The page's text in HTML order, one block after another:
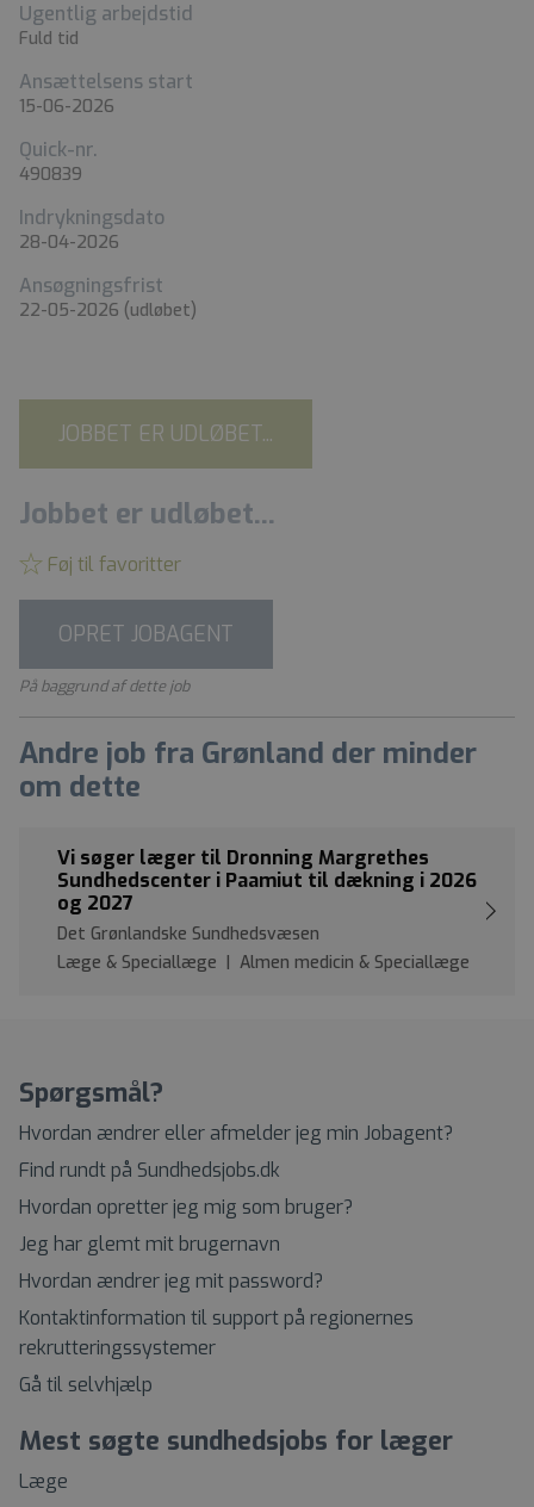
Ugentlig arbejdstid
Fuld tid
Ansættelsens start
15-06-2026
Quick-nr.
490839
Indrykningsdato
28-04-2026
Ansøgningsfrist
22-05-2026 (udløbet)
JOBBET ER UDLØBET...
Jobbet er udløbet...
Føj til favoritter
OPRET JOBAGENT
På baggrund af dette job
Andre job fra Grønland der minder
om dette
Vi søger læger til Dronning Margrethes
Sundhedscenter i Paamiut til dækning i 2026
og 2027
Det Grønlandske Sundhedsvæsen
Læge & Speciallæge | Almen medicin & Speciallæge
Spørgsmål?
Hvordan ændrer eller afmelder jeg min Jobagent?
Find rundt på Sundhedsjobs.dk
Hvordan opretter jeg mig som bruger?
Jeg har glemt mit brugernavn
Hvordan ændrer jeg mit password?
Kontaktinformation til support på regionernes
rekrutteringssystemer
Gå til selvhjælp
Mest søgte sundhedsjobs for læger
Læge